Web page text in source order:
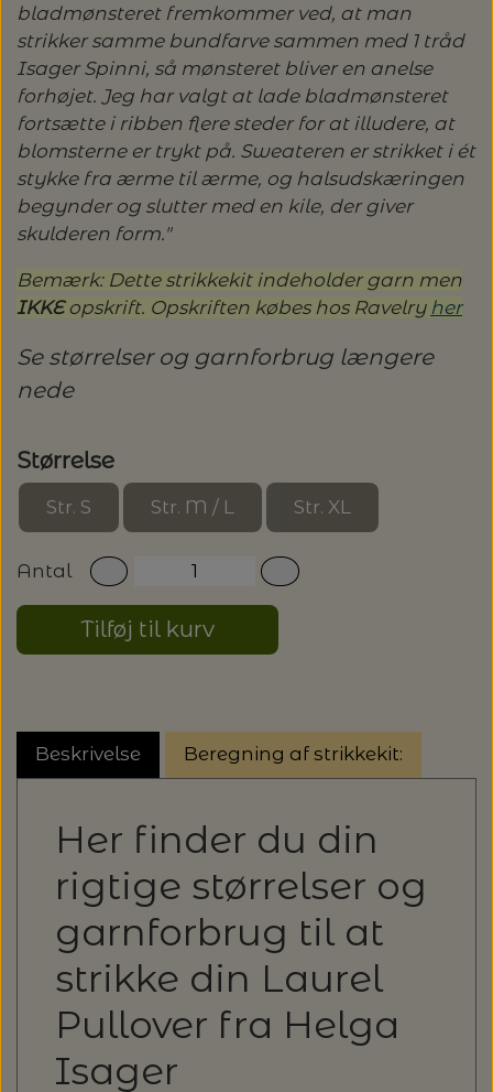
bladmønsteret fremkommer ved, at man
strikker samme bundfarve sammen med 1 tråd
Isager Spinni, så mønsteret bliver en anelse
forhøjet. Jeg har valgt at lade bladmønsteret
fortsætte i ribben flere steder for at illudere, at
blomsterne er trykt på. Sweateren er strikket i ét
stykke fra ærme til ærme, og halsudskæringen
begynder og slutter med en kile, der giver
skulderen form."
Bemærk: Dette strikkekit indeholder garn men
IKKEopskrift. Opskriften købes hos Ravelry her
Se størrelser og garnforbrug længere
nede
Størrelse
Str. S Str. M / L Str. XL
Antal
Tilføj til kurv
Beskrivelse Beregning af strikkekit:
Her finder du din
rigtige størrelser og
garnforbrug til at
strikke din Laurel
Pullover fra Helga
Isager